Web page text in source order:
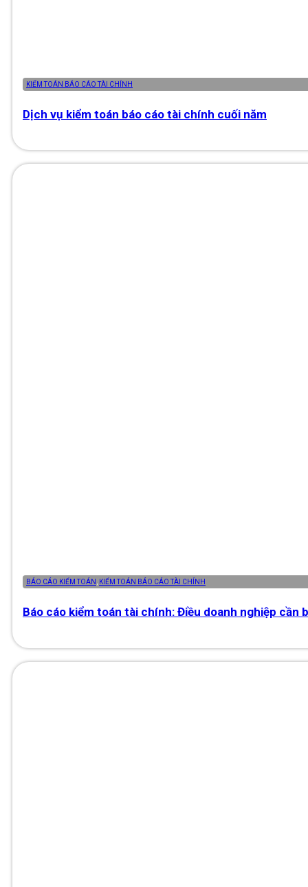
KIỂM TOÁN BÁO CÁO TÀI CHÍNH
Dịch vụ kiểm toán báo cáo tài chính cuối năm
BÁO CÁO KIỂM TOÁN , KIỂM TOÁN BÁO CÁO TÀI CHÍNH
Báo cáo kiểm toán tài chính: Điều doanh nghiệp cần